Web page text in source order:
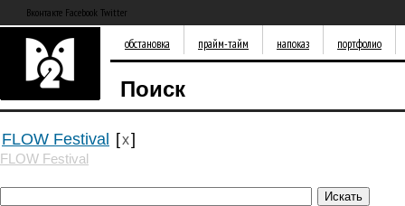
Вконтакте Facebook Twitter
обстановка прайм-тайм напоказ портфолио
Поиск
FLOW Festival [x]
FLOW Festival